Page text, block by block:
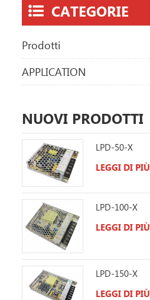
CATEGORIE
Prodotti
APPLICATION
NUOVI PRODOTTI
LPD-50-X
LEGGI DI PIÙ
LPD-100-X
LEGGI DI PIÙ
LPD-150-X
LEGGI DI PIÙ